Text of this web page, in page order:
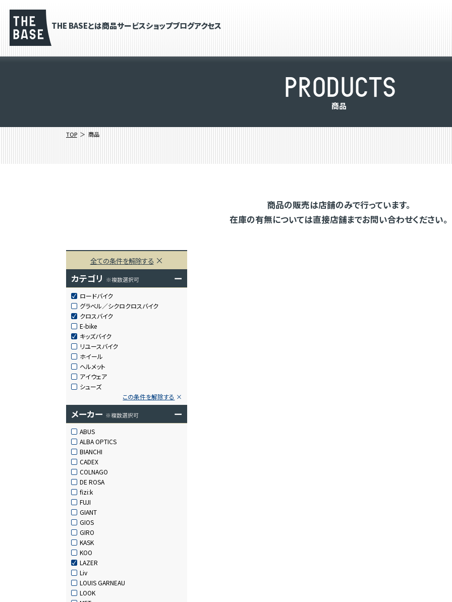
THE BASEとは商品サービスショップブログアクセス
PRODUCTS
商品
TOP 商品
商品の販売は店舗のみで行っています。
在庫の有無については直接店舗までお問い合わせください。
全ての条件を解除する
カテゴリ ※複数選択可 ー
ロードバイク
グラベル／シクロクロスバイク
クロスバイク
E-bike
キッズバイク
リユースバイク
ホイール
ヘルメット
アイウェア
シューズ
この条件を解除する
メーカー ※複数選択可 ー
ABUS
ALBA OPTICS
BIANCHI
CADEX
COLNAGO
DE ROSA
fizi:k
FUJI
GIANT
GIOS
GIRO
KASK
KOO
LAZER
Liv
LOUIS GARNEAU
LOOK